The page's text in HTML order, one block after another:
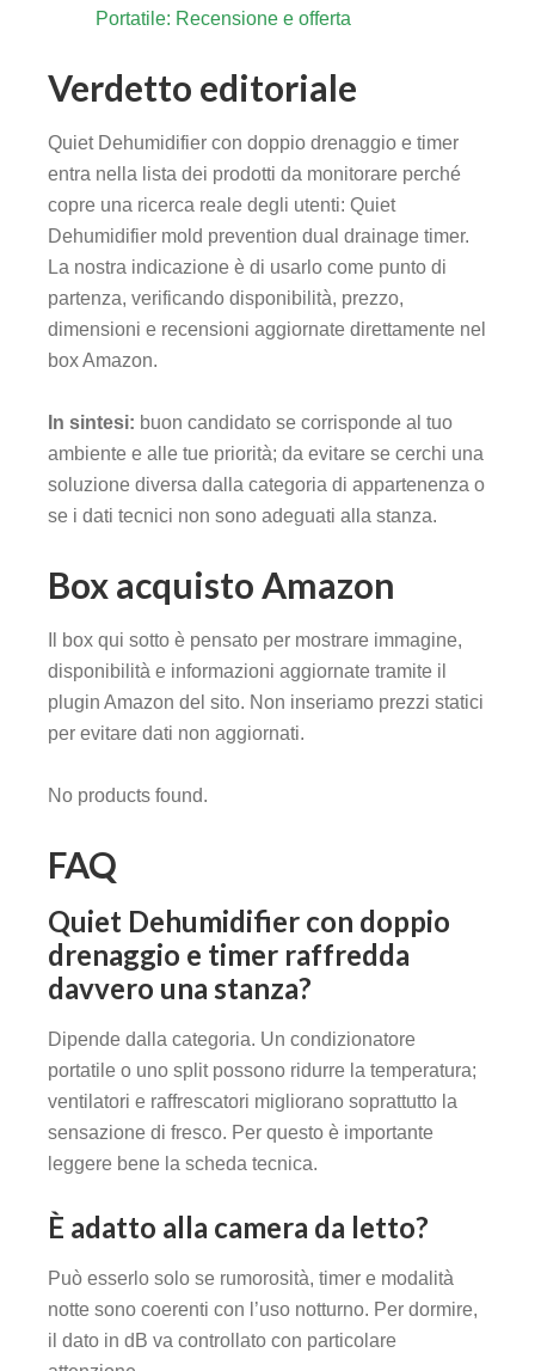
Portatile: Recensione e offerta
Verdetto editoriale
Quiet Dehumidifier con doppio drenaggio e timer
entra nella lista dei prodotti da monitorare perché
copre una ricerca reale degli utenti: Quiet
Dehumidifier mold prevention dual drainage timer.
La nostra indicazione è di usarlo come punto di
partenza, verificando disponibilità, prezzo,
dimensioni e recensioni aggiornate direttamente nel
box Amazon.
In sintesi: buon candidato se corrisponde al tuo
ambiente e alle tue priorità; da evitare se cerchi una
soluzione diversa dalla categoria di appartenenza o
se i dati tecnici non sono adeguati alla stanza.
Box acquisto Amazon
Il box qui sotto è pensato per mostrare immagine,
disponibilità e informazioni aggiornate tramite il
plugin Amazon del sito. Non inseriamo prezzi statici
per evitare dati non aggiornati.
No products found.
FAQ
Quiet Dehumidifier con doppio
drenaggio e timer raffredda
davvero una stanza?
Dipende dalla categoria. Un condizionatore
portatile o uno split possono ridurre la temperatura;
ventilatori e raffrescatori migliorano soprattutto la
sensazione di fresco. Per questo è importante
leggere bene la scheda tecnica.
È adatto alla camera da letto?
Può esserlo solo se rumorosità, timer e modalità
notte sono coerenti con l’uso notturno. Per dormire,
il dato in dB va controllato con particolare